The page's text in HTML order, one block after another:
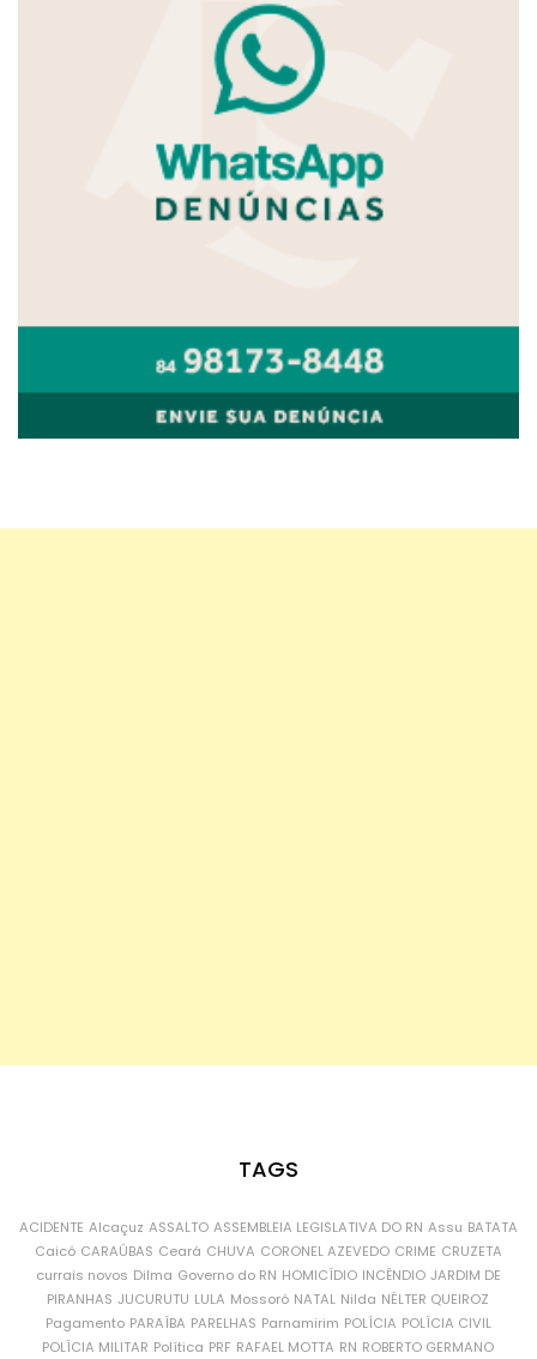
TAGS
ACIDENTE Alcaçuz ASSALTO ASSEMBLEIA LEGISLATIVA DO RN Assu BATATA
Caicó CARAÚBAS Ceará CHUVA CORONEL AZEVEDO CRIME CRUZETA
currais novos Dilma Governo do RN HOMICÍDIO INCÊNDIO JARDIM DE
PIRANHAS JUCURUTU LULA Mossoró NATAL Nilda NÉLTER QUEIROZ
Pagamento PARAÍBA PARELHAS Parnamirim POLÍCIA POLÍCIA CIVIL
POLÍCIA MILITAR Política PRF RAFAEL MOTTA RN ROBERTO GERMANO